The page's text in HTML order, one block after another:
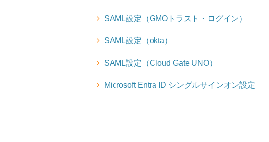
SAML設定（GMOトラスト・ログイン）
SAML設定（okta）
SAML設定（Cloud Gate UNO）
Microsoft Entra ID シングルサインオン設定